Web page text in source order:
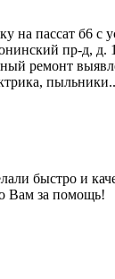
на пассат б6 с
пр-д,
ремонт
быстро и
Вам за помощь!